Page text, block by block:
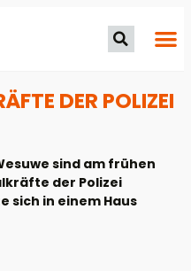
DER POLIZEI
sind am frühen
der Polizei
sich in einem Haus